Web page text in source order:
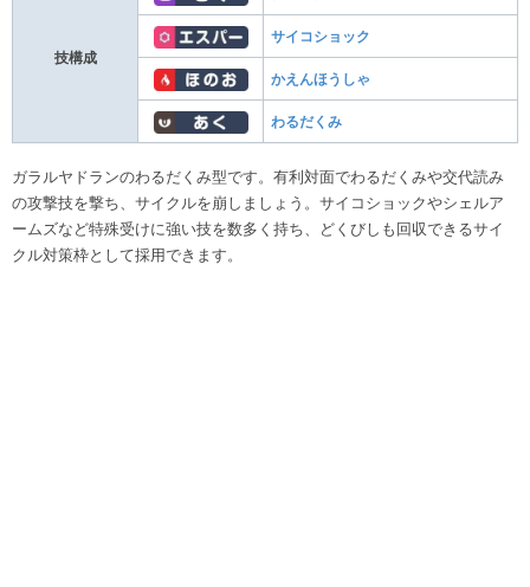
技構成
サイコショック
かえんほうしゃ
わるだくみ
ガラルヤドランのわるだくみ型です。有利対面でわるだくみや交代読み
の攻撃技を撃ち、サイクルを崩しましょう。サイコショックやシェルア
ームズなど特殊受けに強い技を数多く持ち、どくびしも回収できるサイ
クル対策枠として採用できます。